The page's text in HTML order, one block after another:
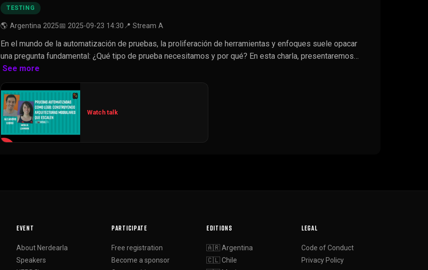
TESTING
🌎 Argentina 2025📅 2025-09-23 14:30📍 Stream A
En el mundo de la automatización de pruebas, la proliferación de herramientas y enfoques suele opacar
una pregunta fundamental: ¿Qué tipo de prueba necesitamos y por qué? En esta charla, presentaremos…
See more
Watch talk
EVENT
About Nerdearla
Speakers
PARTICIPATE
Free registration
Become a sponsor
EDITIONS
🇦🇷 Argentina
🇨🇱 Chile
LEGAL
Code of Conduct
Privacy Policy